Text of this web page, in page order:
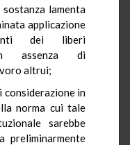
lamenta
applicazione
dei liberi
assenza di
altrui;
considerazione in
norma cui tale
sarebbe
preliminarmente